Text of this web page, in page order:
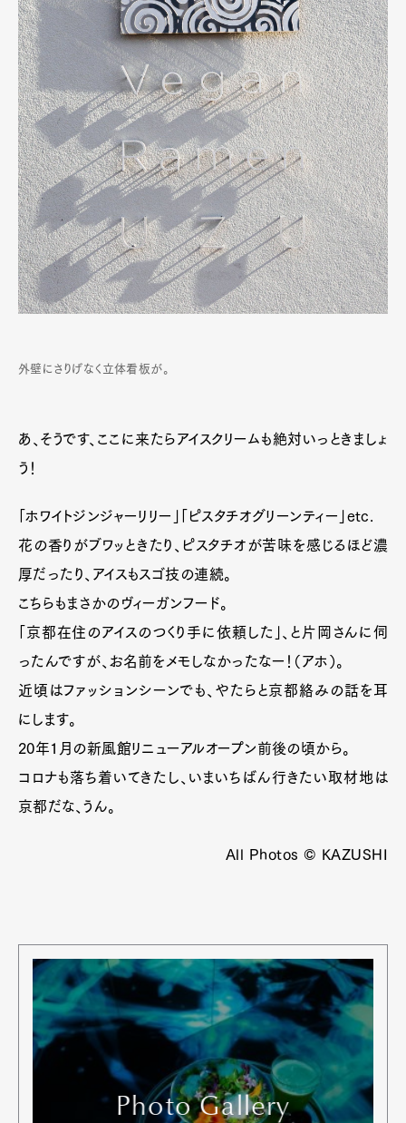
Art&DesignWatch Fashion
Gourmet Cars
Product Culture Lifestyle
外壁にさりげなく立体看板が。
あ、そうです、ここに来たらアイスクリームも絶対いっときましょ
う！
「ホワイトジンジャーリリー」「ピスタチオグリーンティー」etc.
花の香りがブワッときたり、ピスタチオが苦味を感じるほど濃
厚だったり、アイスもスゴ技の連続。
こちらもまさかのヴィーガンフード。
「京都在住のアイスのつくり手に依頼した」、と片岡さんに伺
ったんですが、お名前をメモしなかったなー！（アホ）。
近頃はファッションシーンでも、やたらと京都絡みの話を耳
にします。
20年1月の新風館リニューアルオープン前後の頃から。
コロナも落ち着いてきたし、いまいちばん行きたい取材地は
京都だな、うん。
All Photos © KAZUSHI
Photo Gallery